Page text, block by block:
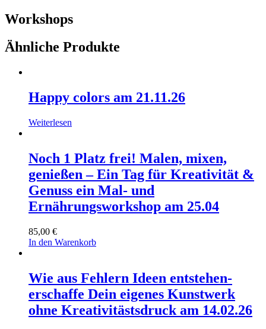
Workshops
Ähnliche Produkte
Happy colors am 21.11.26
Weiterlesen
Noch 1 Platz frei! Malen, mixen,
genießen – Ein Tag für Kreativität &
Genuss ein Mal- und
Ernährungsworkshop am 25.04
85,00 €
In den Warenkorb
Wie aus Fehlern Ideen entstehen-
erschaffe Dein eigenes Kunstwerk
ohne Kreativitästsdruck am 14.02.26